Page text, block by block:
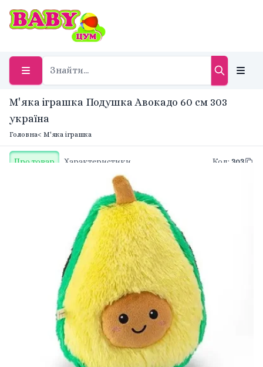
М'яка іграшка Подушка Авокадо 60 см 303
україна
Головна< М'яка іграшка
Про товар Характеристики Код: 303